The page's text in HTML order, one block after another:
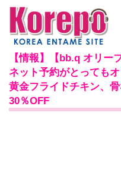
【情報】【bb.q オリー
ネット予約がとっても
黄金フライドチキン、
30％OFF